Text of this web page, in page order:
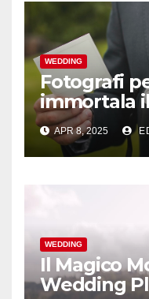
WEDDING
Fotografi
immortala
speciale
APR 8, 2025
WEDDING
Il Magico
Wedding